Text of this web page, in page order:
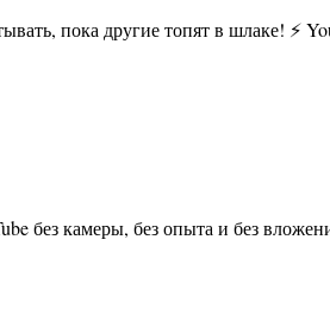
пока другие топят в шлаке!
без камеры, без опыта и без